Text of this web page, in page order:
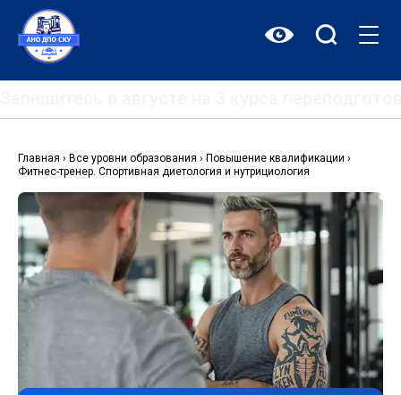
Перейти
содержимому
Главная › Все уровни образования › Повышение квалификации ›
Фитнес-тренер. Спортивная диетология и нутрициология